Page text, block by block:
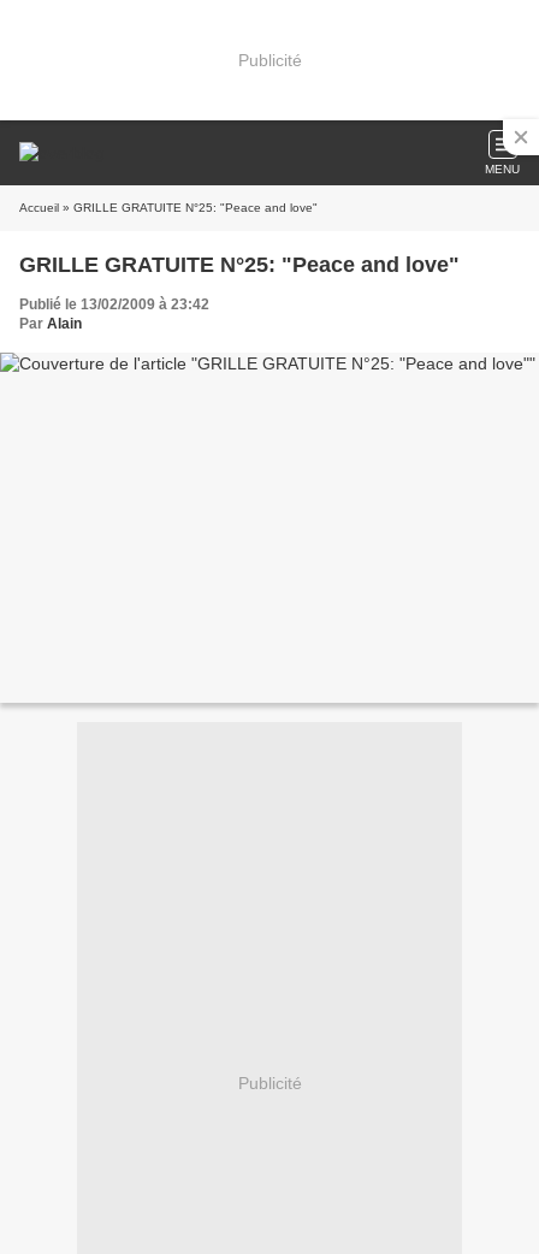
Publicité
MENU
Accueil » GRILLE GRATUITE N°25: "Peace and love"
GRILLE GRATUITE N°25: "Peace and love"
Publié le 13/02/2009 à 23:42
Par Alain
Publicité